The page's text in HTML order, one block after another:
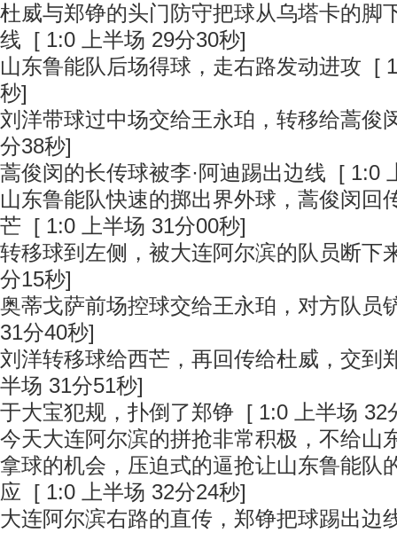
杜威与郑铮的头门防守把球从乌塔卡的脚
线 [ 1:0 上半场 29分30秒]
山东鲁能队后场得球，走右路发动进攻 [
秒]
刘洋带球过中场交给王永珀，转移给蒿俊
分38秒]
蒿俊闵的长传球被李·阿迪踢出边线 [ 1:0
山东鲁能队快速的掷出界外球，蒿俊闵回
芒 [ 1:0 上半场 31分00秒]
转移球到左侧，被大连阿尔滨的队员断下
分15秒]
奥蒂戈萨前场控球交给王永珀，对方队员
31分40秒]
刘洋转移球给西芒，再回传给杜威，交到
半场 31分51秒]
于大宝犯规，扑倒了郑铮 [ 1:0 上半场 32
今天大连阿尔滨的拼抢非常积极，不给山
拿球的机会，压迫式的逼抢让山东鲁能队
应 [ 1:0 上半场 32分24秒]
大连阿尔滨右路的直传，郑铮把球踢出边